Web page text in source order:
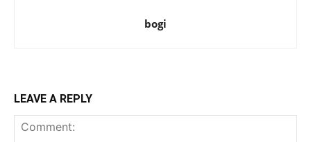
bogi
LEAVE A REPLY